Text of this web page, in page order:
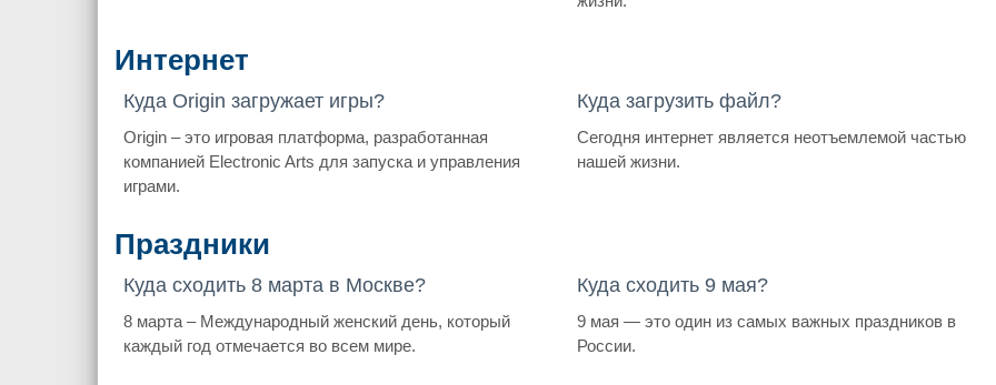
Интернет
Куда Origin загружает игры?
Origin – это игровая платформа, разработанная
компанией Electronic Arts для запуска и управления
играми.
Куда загрузить файл?
Сегодня интернет является неотъемлемой частью
нашей жизни.
Праздники
Куда сходить 8 марта в Москве?
8 марта – Международный женский день, который
каждый год отмечается во всем мире.
Куда сходить 9 мая?
9 мая — это один из самых важных праздников в
России.